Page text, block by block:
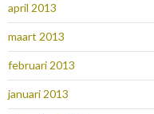
april 2013
maart 2013
februari 2013
januari 2013